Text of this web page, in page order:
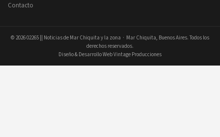
Contacto
© 202602265 || Noticias de Mar Chiquita y la zona · Mar Chiquita, Buenos Aires. Todos los
derechos reservados.
Diseño & Desarrollo Web Vintage Producciones